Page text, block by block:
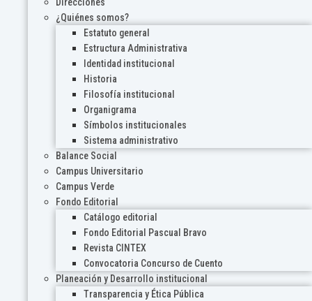
Direcciones
¿Quiénes somos?
Estatuto general
Estructura Administrativa
Identidad institucional
Historia
Filosofía institucional
Organigrama
Símbolos institucionales
Sistema administrativo
Balance Social
Campus Universitario
Campus Verde
Fondo Editorial
Catálogo editorial
Fondo Editorial Pascual Bravo
Revista CINTEX
Convocatoria Concurso de Cuento
Planeación y Desarrollo institucional
Transparencia y Ética Pública